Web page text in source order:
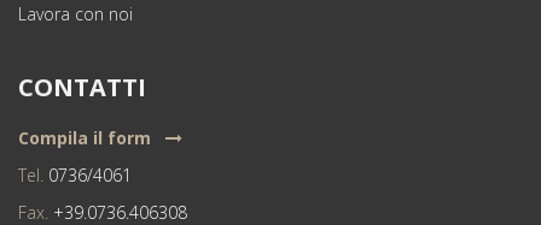
Lavora con noi
CONTATTI
Compila il form
Tel. 0736/4061
Fax. +39.0736.406308